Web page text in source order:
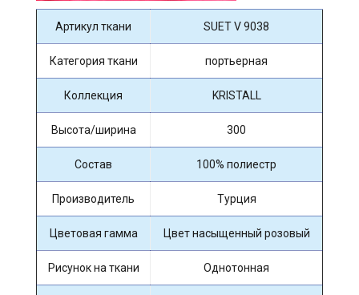
Артикул ткани SUET V 9038
Категория ткани портьерная
Коллекция KRISTALL
Высота/ширина 300
Состав 100% полиестр
Производитель Турция
Цветовая гамма Цвет насыщенный розовый
Рисунок на ткани Однотонная